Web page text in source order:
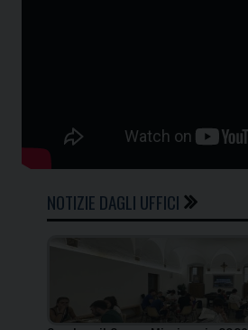
NOTIZIE DAGLI UFFICI